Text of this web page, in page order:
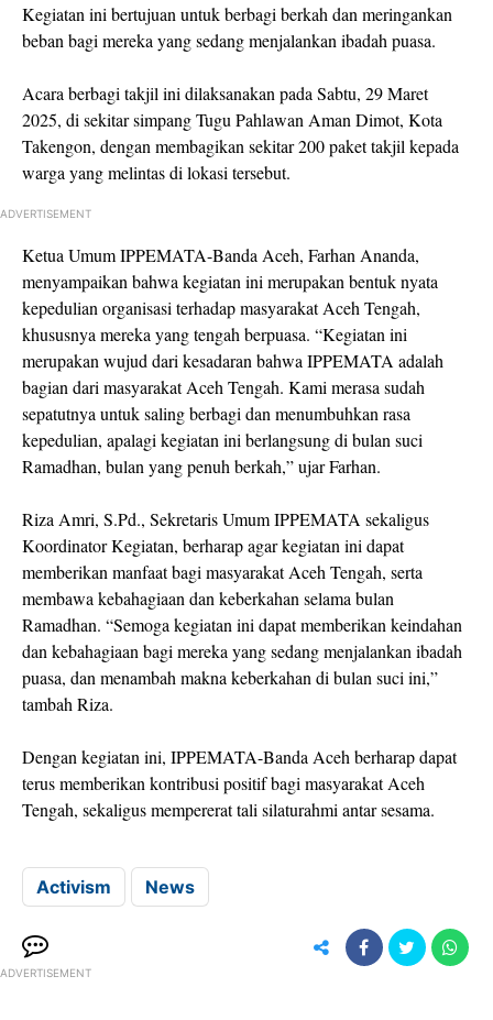
Kegiatan ini bertujuan untuk berbagi berkah dan meringankan
beban bagi mereka yang sedang menjalankan ibadah puasa.
Acara berbagi takjil ini dilaksanakan pada Sabtu, 29 Maret
2025, di sekitar simpang Tugu Pahlawan Aman Dimot, Kota
Takengon, dengan membagikan sekitar 200 paket takjil kepada
warga yang melintas di lokasi tersebut.
ADVERTISEMENT
Ketua Umum IPPEMATA-Banda Aceh, Farhan Ananda,
menyampaikan bahwa kegiatan ini merupakan bentuk nyata
kepedulian organisasi terhadap masyarakat Aceh Tengah,
khususnya mereka yang tengah berpuasa. “Kegiatan ini
merupakan wujud dari kesadaran bahwa IPPEMATA adalah
bagian dari masyarakat Aceh Tengah. Kami merasa sudah
sepatutnya untuk saling berbagi dan menumbuhkan rasa
kepedulian, apalagi kegiatan ini berlangsung di bulan suci
Ramadhan, bulan yang penuh berkah,” ujar Farhan.
Riza Amri, S.Pd., Sekretaris Umum IPPEMATA sekaligus
Koordinator Kegiatan, berharap agar kegiatan ini dapat
memberikan manfaat bagi masyarakat Aceh Tengah, serta
membawa kebahagiaan dan keberkahan selama bulan
Ramadhan. “Semoga kegiatan ini dapat memberikan keindahan
dan kebahagiaan bagi mereka yang sedang menjalankan ibadah
puasa, dan menambah makna keberkahan di bulan suci ini,”
tambah Riza.
Dengan kegiatan ini, IPPEMATA-Banda Aceh berharap dapat
terus memberikan kontribusi positif bagi masyarakat Aceh
Tengah, sekaligus mempererat tali silaturahmi antar sesama.
Activism News
ADVERTISEMENT